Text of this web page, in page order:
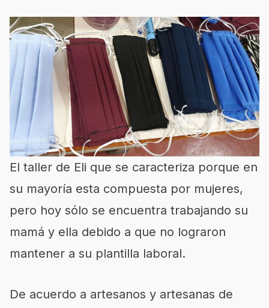
El taller de Eli que se caracteriza porque en
su mayoría esta compuesta por mujeres,
pero hoy sólo se encuentra trabajando su
mamá y ella debido a que no lograron
mantener a su plantilla laboral.
De acuerdo a artesanos y artesanas de